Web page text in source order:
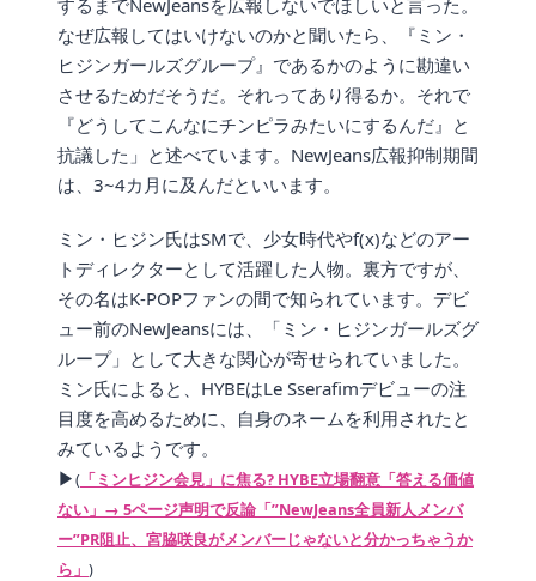
なぜ広報してはいけないのかと聞いたら、『ミン・
ヒジンガールズグループ』であるかのように勘違い
させるためだそうだ。それってあり得るか。それで
『どうしてこんなにチンピラみたいにするんだ』と
抗議した」と述べています。NewJeans広報抑制期間
は、3~4カ月に及んだといいます。
ミン・ヒジン氏はSMで、少女時代やf(x)などのアー
トディレクターとして活躍した人物。裏方ですが、
その名はK-POPファンの間で知られています。デビ
ュー前のNewJeansには、「ミン・ヒジンガールズグ
ループ」として大きな関心が寄せられていました。
ミン氏によると、HYBEはLe Sserafimデビューの注
目度を高めるために、自身のネームを利用されたと
みているようです。
▶( 「ミンヒジン会見」に焦る? HYBE立場翻意「答える価値
ない」→ 5ページ声明で反論「”NewJeans全員新人メンバ
ー”PR阻止、宮脇咲良がメンバーじゃないと分かっちゃうか
ら」 )